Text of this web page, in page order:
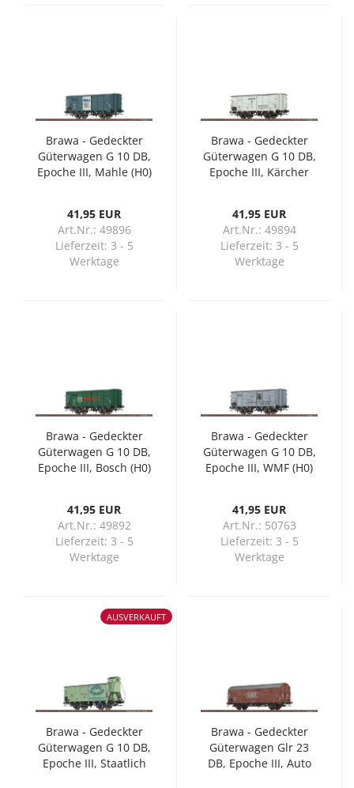
Brawa - Gedeckter
Güterwagen G 10 DB,
Epoche III, Mahle (H0)
41,95 EUR
Art.Nr.: 49896
Lieferzeit: 3 - 5
Werktage
Brawa - Gedeckter
Güterwagen G 10 DB,
Epoche III, Kärcher
41,95 EUR
Art.Nr.: 49894
Lieferzeit: 3 - 5
Werktage
Brawa - Gedeckter
Güterwagen G 10 DB,
Epoche III, Bosch (H0)
41,95 EUR
Art.Nr.: 49892
Lieferzeit: 3 - 5
Werktage
Brawa - Gedeckter
Güterwagen G 10 DB,
Epoche III, WMF (H0)
41,95 EUR
Art.Nr.: 50763
Lieferzeit: 3 - 5
Werktage
AUSVERKAUFT
Brawa - Gedeckter
Güterwagen G 10 DB,
Epoche III, Staatlich
Brawa - Gedeckter
Güterwagen Glr 23
DB, Epoche III, Auto